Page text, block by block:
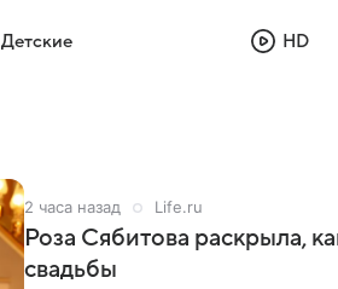
Детские HD
2 часа назад Life.ru
Роза Сябитова раскрыла,
свадьбы